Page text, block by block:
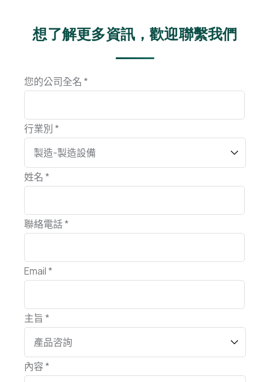
想了解更多資訊，歡迎聯繫我們
您的公司全名 *
行業別 *
姓名 *
聯絡電話 *
Email *
主旨 *
內容 *